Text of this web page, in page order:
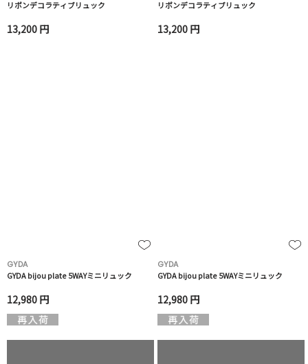
リボンデコラティブリュック
13,200 円
リボンデコラティブリュック
13,200 円
GYDA
GYDA bijou plate 5WAYミニリュック
12,980 円
GYDA
GYDA bijou plate 5WAYミニリュック
12,980 円